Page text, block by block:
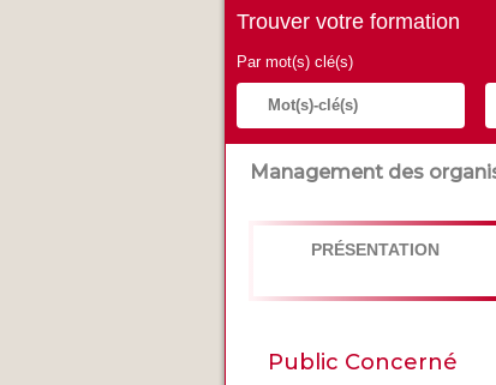
Trouver votre formation
Par mot(s) clé(s)
Management des
PRÉSENTATION
Public Concerné